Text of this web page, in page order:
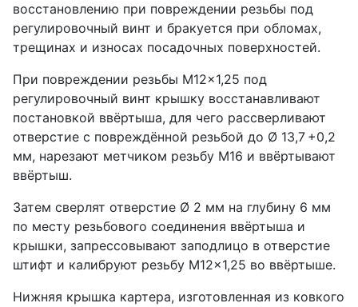
восстановлению при повреждении резьбы под
регулировочный винт и бракуется при обломах,
трещинах и износах посадочных поверхностей.
При повреждении резьбы М12×1,25 под
регулировочный винт крышку восстанавливают
постановкой ввёртыша, для чего рассверливают
отверстие с повреждённой резьбой до Ø 13,7 +0,2
мм, нарезают метчиком резьбу М16 и ввёртывают
ввёртыш.
Затем сверлят отверстие Ø 2 мм на глубину 6 мм
по месту резьбового соединения ввёртыша и
крышки, запрессовывают заподлицо в отверстие
штифт и калибруют резьбу М12×1,25 во ввёртыше.
Нижняя крышка картера, изготовленная из ковкого